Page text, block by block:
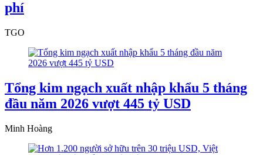
phí
TGO
Tổng kim ngạch xuất nhập khẩu 5 tháng
đầu năm 2026 vượt 445 tỷ USD
Minh Hoàng